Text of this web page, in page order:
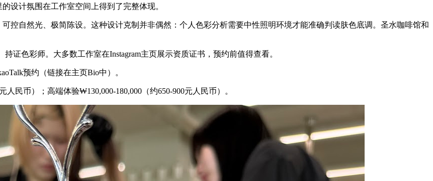
设计氛围在工作室空间上得到了完整体现。
自然光、极简陈设。这种设计克制并非偶然：个人色彩分析需要中性照明环境才能准确判读肤色底调。圣水咖啡馆和
证色彩师。大多数工作室在Instagram主页展示资质证书，预约前值得查看。
预约（链接在主页Bio中）。
人民币）；高端体验₩130,000-180,000（约650-900元人民币）。